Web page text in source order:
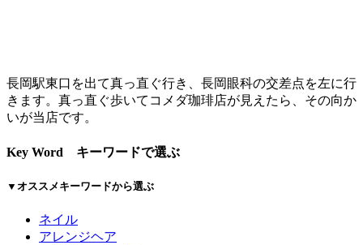
長岡駅東口を出て真っ直ぐ行き、長岡眼科の交差点を左に行
きます。真っ直ぐ歩いてコメダ珈琲店が見えたら、その向か
いが当店です。
Key Word キーワードで選ぶ
▼オススメキーワードから選ぶ
ネイル
アレンジヘア